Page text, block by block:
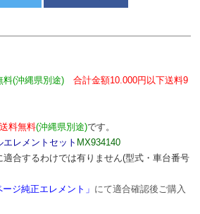
料(沖縄県別途)合計金額10.000円以下送料9
送料無料(沖縄県別途)です。
レメントセット MX934140
合するわけでは有りません(型式・車台番号
ジ純正エレメント」 にて適合確認後ご購入